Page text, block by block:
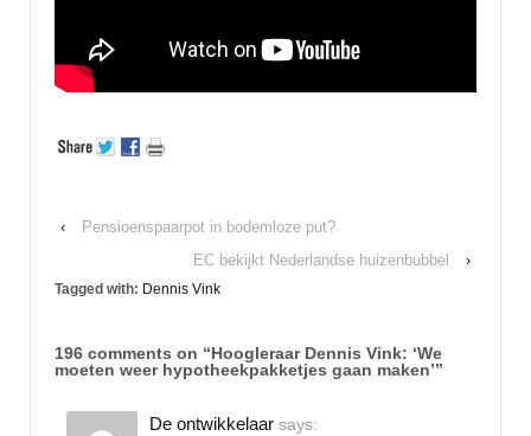
‹
Pensioenspaarpot in bodemloze put?
EC bekijkt Nederlandse huizenbubbel
›
Tagged with: Dennis Vink
196 comments on “Hoogleraar Dennis Vink: ‘We
moeten weer hypotheekpakketjes gaan maken’”
De ontwikkelaar says: